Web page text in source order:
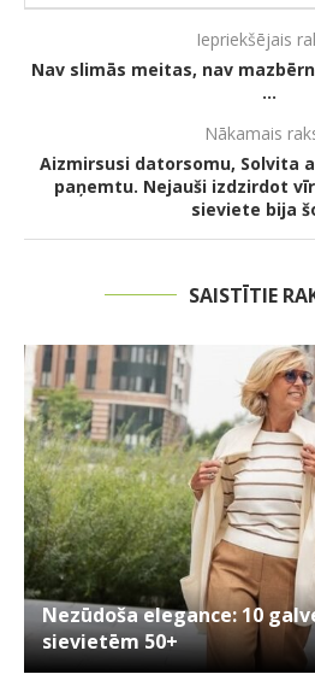
Iepriekšējais
Nav slimās meitas, nav
…
Nākamais
Aizmirsusi datorsomu, Solvita
paņemtu. Nejauši izdzirdot
sieviete bija
SAISTĪTIE
Nezūdoša elegance: 10
sievietēm 50+